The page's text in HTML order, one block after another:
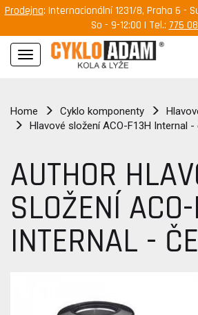
Prodejna: Internacionální 1231/8, Praha 6 -
So - 9-12:00 | Tel.: 775
Navigace
Home Cyklo komponenty
Hlavové složení ACO-F13H Internal -
AUTHOR
SLOŽENÍ
INTERNAL -